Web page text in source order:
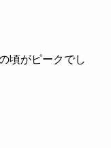
頃がピークでし